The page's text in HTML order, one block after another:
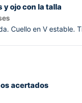
ojo con la talla
Cuello en V estable.
acertados